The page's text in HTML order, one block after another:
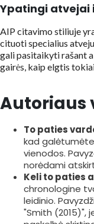
Ypatingi atvejai
AIP citavimo stiliuje
cituoti specialius
gali pasitaikyti rašant
gairės, kaip elgtis
Autoriaus
To paties
kad
vienodos.
norėdami
Keli to paties
chronologine
leidinio.
"Smith (2015)",